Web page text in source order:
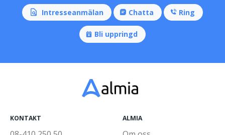
Intresseanmälan Chatta Ring
Bli uppringd
KONTAKT ALMIA